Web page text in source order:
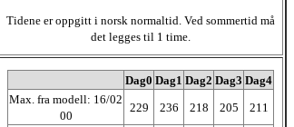
Tidene er oppgitt i norsk normaltid. Ved sommertid må
det legges til 1 time.
Dag0 Dag1 Dag2 Dag3 Dag4
Max. fra modell: 16/02
00
229 236 218 205
211